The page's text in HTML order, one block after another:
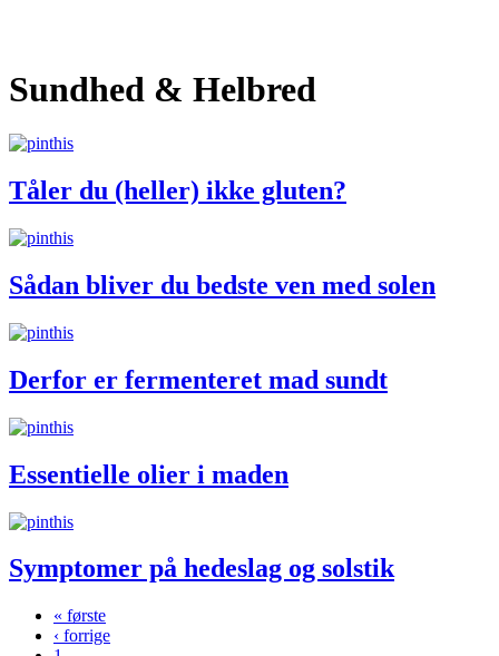
Sundhed & Helbred
Tåler du (heller) ikke gluten?
Sådan bliver du bedste ven med solen
Derfor er fermenteret mad sundt
Essentielle olier i maden
Symptomer på hedeslag og solstik
Sider
« første
‹ forrige